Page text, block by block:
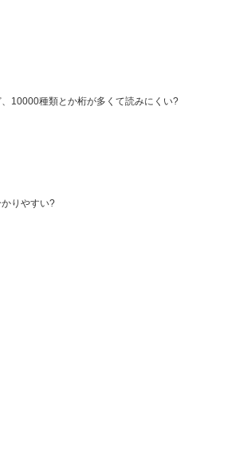
10000種類とか桁が多くて読みにくい?
かりやすい?